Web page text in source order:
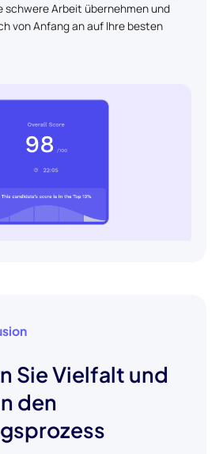
schwere Arbeit übernehmen und
von Anfang an auf Ihre besten
Sie Vielfalt und
den